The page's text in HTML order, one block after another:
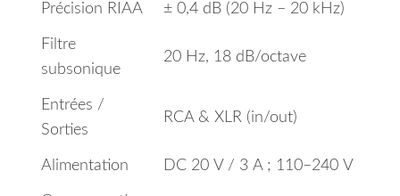
Précision RIAA ± 0,4 dB (20 Hz – 20 kHz)
Filtre
subsonique
20 Hz, 18 dB/octave
Entrées /
Sorties
RCA & XLR (in/out)
Alimentation DC 20 V / 3 A ; 110–240 V